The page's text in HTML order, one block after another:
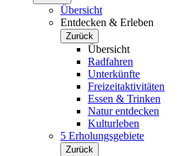
Übersicht
Entdecken & Erleben
Zurück
Übersicht
Radfahren
Unterkünfte
Freizeitaktivitäten
Essen & Trinken
Natur entdecken
Kulturleben
5 Erholungsgebiete
Zurück